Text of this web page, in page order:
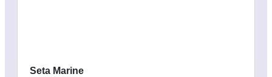
Seta Marine